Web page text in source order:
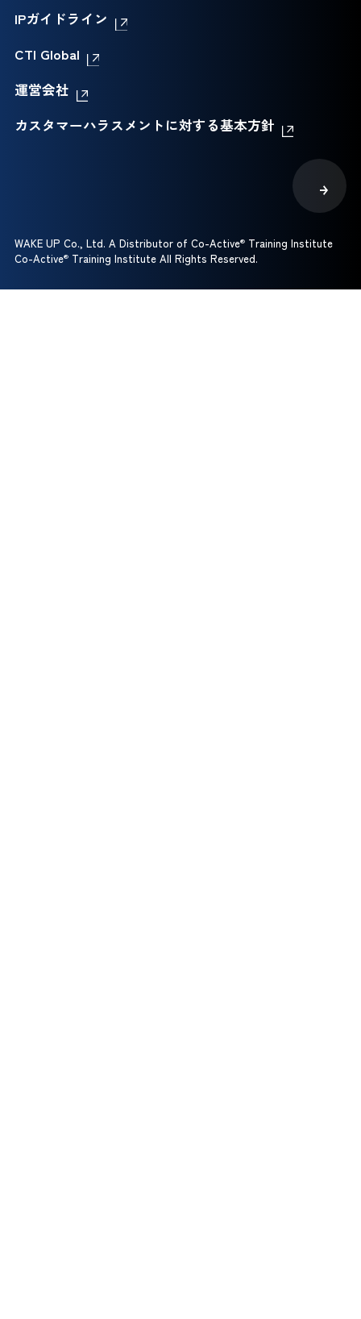
IPガイドライン
CTI Global
運営会社
カスタマーハラスメントに対する基本方針
WAKE UP Co., Ltd. A Distributor of Co-Active®Training Institute
Co-Active®Training Institute All Rights Reserved.